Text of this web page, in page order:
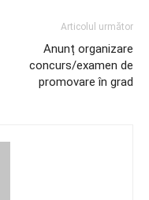
Articolul următor
Anunț organizare
concurs/examen de
promovare în grad